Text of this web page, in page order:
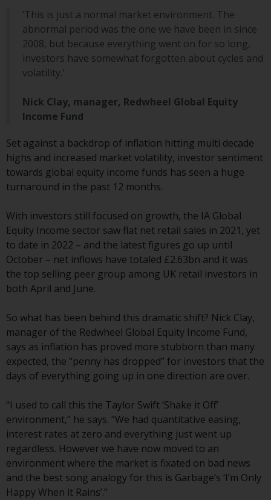
Fondsverwaltungsgesellschaft
lizenziert ist; Redwheel Australia
Pty Ltd ist ein australischer
Finanzdienstleistungslizenznehmer
bei der Australian Securities and
Investment Commission; und
Redwheel Europe
Fondsmæglerselskab A/S, die von
der dänischen
Finanzaufsichtsbehörde reguliert
wird.
Durch den Zugriff auf diese
Website erklären Sie, dass Sie die
folgenden
Geschäftsbedingungen, wie sie
von RWC Partners Limited („RWC“)
herausgegeben wurden, gelesen
und anerkannt haben und damit
einverstanden sind. Diese
Website kann Werbung
enthalten.
Zugang unterliegt lokalen
Beschränkungen
Obwohl Sie ein Land ausgewählt
haben, richtet sich diese Website
nicht an eine bestimmte
Gerichtsbarkeit und Sie betreten
eine globale Website. Auf dieser
Website erwähnte Produkte oder
‘This is just a normal market environment. The
abnormal period was the one we have been in since
2008, but because everything went on for so long,
investors have somewhat forgotten about cycles and
volatility.'
Nick Clay, manager, Redwheel Global Equity
Income Fund
Set against a backdrop of inflation hitting multi decade
highs and increased market volatility, investor sentiment
towards global equity income funds has seen a huge
turnaround in the past 12 months.
With investors still focused on growth, the IA Global
Equity Income sector saw flat net retail sales in 2021, yet
to date in 2022 – and the latest figures go up until
October – net inflows have totaled £2.63bn and it was
the top selling peer group among UK retail investors in
both April and June.
So what has been behind this dramatic shift? Nick Clay,
manager of the Redwheel Global Equity Income Fund,
says as inflation has proved more stubborn than many
expected, the “penny has dropped” for investors that the
days of everything going up in one direction are over.
“I used to call this the Taylor Swift ‘Shake it Off’
environment,” he says. “We had quantitative easing,
interest rates at zero and everything just went up
regardless. However we have now moved to an
environment where the market is fixated on bad news
and the best song analogy for this is Garbage’s ‘I’m Only
Happy When it Rains’.”